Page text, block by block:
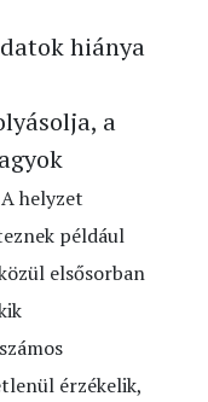
hiánya
a
A helyzet
például
elsősorban
érzékelik,